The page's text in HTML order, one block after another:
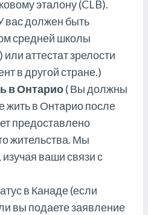
эталону (CLB).
вас должен быть
средней школы
аттестат зрелости
в другой стране.)
в Онтарио( Вы должны
жить в Онтарио после
предоставлено
жительства. Мы
ваши связи с
в Канаде (если
вы подаете заявление